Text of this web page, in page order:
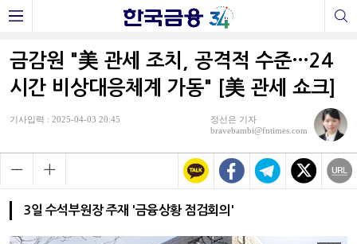
금감원 "美 관세 조치, 공격적 수준…24
시간 비상대응체계 가동" [美 관세 쇼크]
기사입력 : 2025-04-03 20:45
정선은 기자
bravebambi@fntimes.com
3일 수석부원장 주재 '금융상황 점검회의'